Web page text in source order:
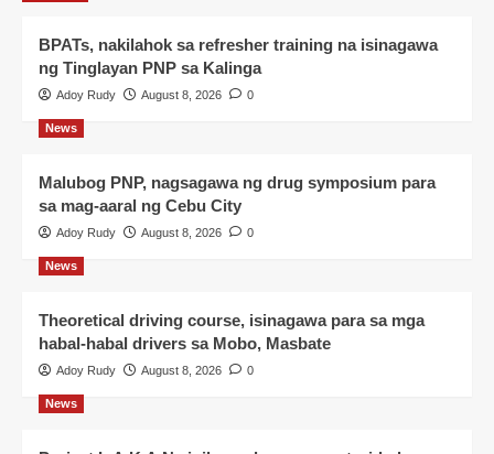
BPATs, nakilahok sa refresher training na isinagawa
ng Tinglayan PNP sa Kalinga
Adoy Rudy August 8, 2026 0
News
Malubog PNP, nagsagawa ng drug symposium para
sa mag-aaral ng Cebu City
Adoy Rudy August 8, 2026 0
News
Theoretical driving course, isinagawa para sa mga
habal-habal drivers sa Mobo, Masbate
Adoy Rudy August 8, 2026 0
News